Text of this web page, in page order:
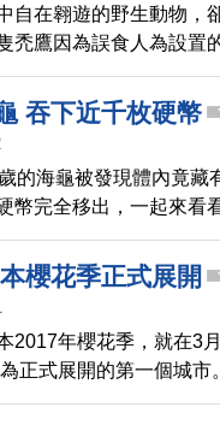
自在翱遊的野生動物，
禿鷹因為誤食人為設置
由野放瀕臨龜種，希望
吞下近千枚硬幣
的海龜被發現體內竟藏
幣完全移出，一起來看
櫻花季正式展開
2017年櫻花季，就在3
正式展開的第一個城市。